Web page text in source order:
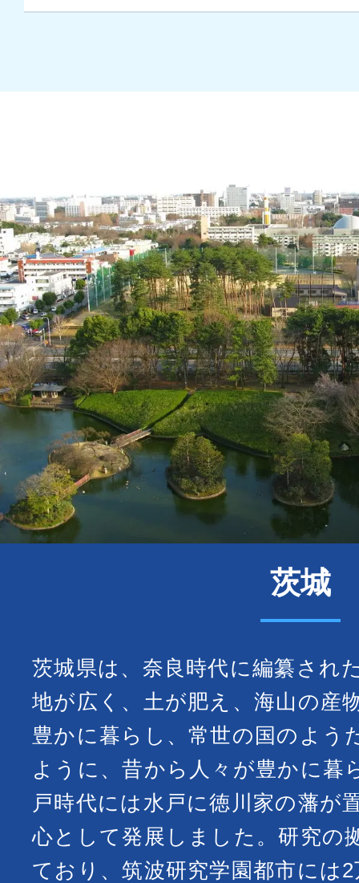
茨城
茨城県は、奈良時代に編纂され
地が広く、土が肥え、海山の産
豊かに暮らし、常世の国のよう
ように、昔から人々が豊かに暮
戸時代には水戸に徳川家の藩が
心として発展しました。研究の
ており、筑波研究学園都市には